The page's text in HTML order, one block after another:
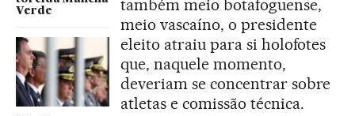
Verde
também meio botafoguense,
meio vascaíno, o presidente
eleito atraiu para si holofotes
que, naquele momento,
deveriam se concentrar sobre
atletas e comissão técnica.